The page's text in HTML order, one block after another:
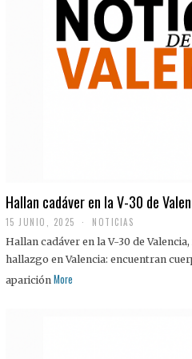
Hallan cadáver en la V-30 de
15 JUNIO, 2025 NOTICIAS
Hallan cadáver en la V-30 de
hallazgo en Valencia: encuentran
aparición More